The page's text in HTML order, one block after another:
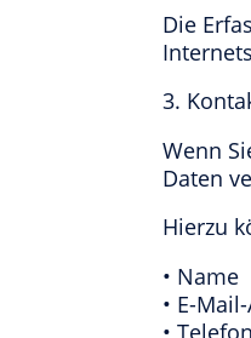
Die
3.
Wenn
Daten
Hierzu
• Name
• E-
•